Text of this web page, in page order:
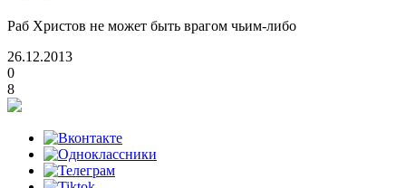
Раб Христов не может быть врагом чьим-либо
26.12.2013
0
8